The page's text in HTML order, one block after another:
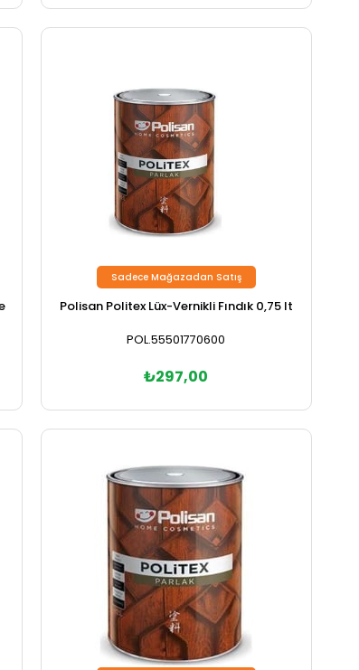
Polisan Politex Lüx-Vernikli Fındık 0,75 lt
POL.55501770600
₺297,00
Sadece Mağazadan Satış